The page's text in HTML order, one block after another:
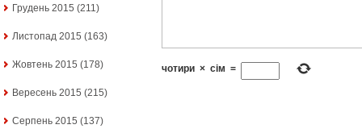
Грудень 2015 (211)
Листопад 2015 (163)
Жовтень 2015 (178)
Вересень 2015 (215)
Серпень 2015 (137)
чотири × сім =